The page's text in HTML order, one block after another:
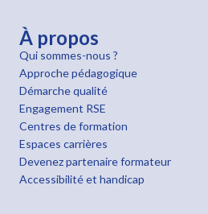
À propos
Qui sommes-nous ?
Approche pédagogique
Démarche qualité
Engagement RSE
Centres de formation
Espaces carrières
Devenez partenaire formateur
Accessibilité et handicap